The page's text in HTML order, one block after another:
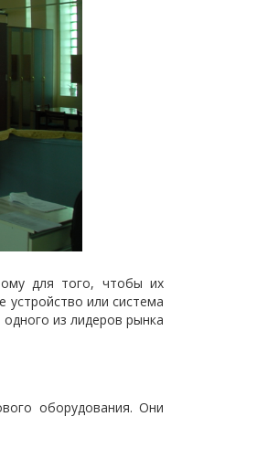
для того, чтобы их
устройство или система
из лидеров рынка
оборудования. Они